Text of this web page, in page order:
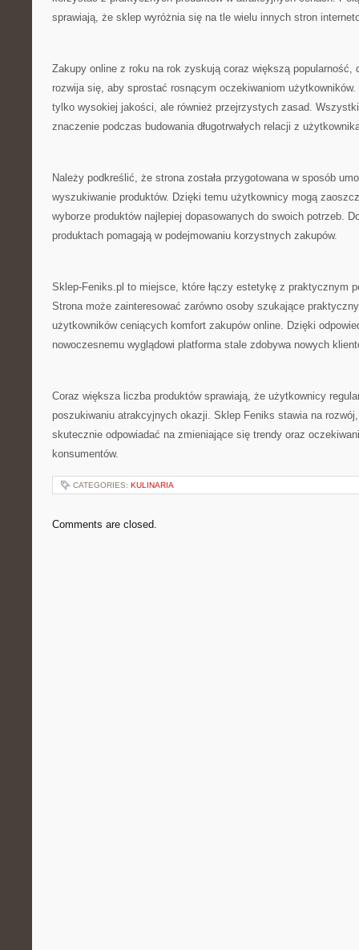
sprawiają, że sklep wyróżnia się na tle wielu innych stron
Zakupy online z roku na rok zyskują coraz większą popularność,
rozwija się, aby sprostać rosnącym oczekiwaniom
tylko wysokiej jakości, ale również przejrzystych zasad.
znaczenie podczas budowania długotrwałych relacji z
Należy podkreślić, że strona została przygotowana w sposób
wyszukiwanie produktów. Dzięki temu użytkownicy mogą
wyborze produktów najlepiej dopasowanych do swoich potrzeb.
produktach pomagają w podejmowaniu korzystnych zakupów.
Sklep-Feniks.pl to miejsce, które łączy estetykę z praktycznym
Strona może zainteresować zarówno osoby szukające
użytkowników ceniących komfort zakupów online. Dzięki
nowoczesnemu wyglądowi platforma stale zdobywa nowych
Coraz większa liczba produktów sprawiają, że użytkownicy
poszukiwaniu atrakcyjnych okazji. Sklep Feniks stawia na
skutecznie odpowiadać na zmieniające się trendy oraz
konsumentów.
CATEGORIES: KULINARIA
Comments are closed.